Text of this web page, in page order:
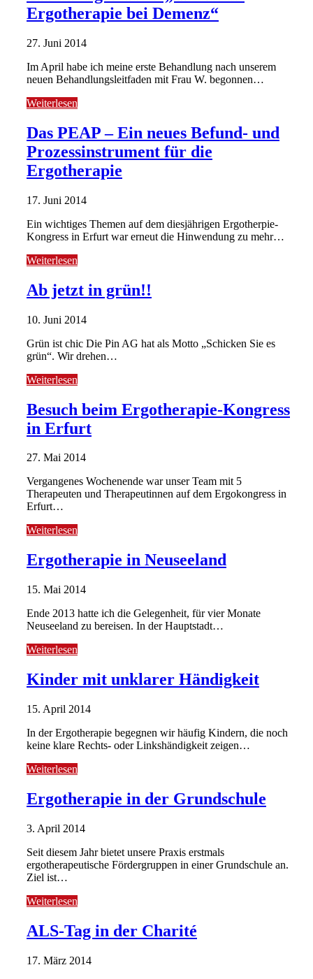
Ergotherapie bei Demenz“
27. Juni 2014
Im April habe ich meine erste Behandlung nach unserem
neuen Behandlungsleitfaden mit Frau W. begonnen…
Weiterlesen
Das PEAP – Ein neues Befund- und
Prozessinstrument für die
Ergotherapie
17. Juni 2014
Ein wichtiges Themen auf dem diesjährigen Ergotherpie-
Kongress in Erfurt war erneut die Hinwendung zu mehr…
Weiterlesen
Ab jetzt in grün!!
10. Juni 2014
Grün ist chic Die Pin AG hat als Motto „Schicken Sie es
grün“. Wir drehen…
Weiterlesen
Besuch beim Ergotherapie-Kongress
in Erfurt
27. Mai 2014
Vergangenes Wochenende war unser Team mit 5
Therapeuten und Therapeutinnen auf dem Ergokongress in
Erfurt…
Weiterlesen
Ergotherapie in Neuseeland
15. Mai 2014
Ende 2013 hatte ich die Gelegenheit, für vier Monate
Neuseeland zu bereisen. In der Hauptstadt…
Weiterlesen
Kinder mit unklarer Händigkeit
15. April 2014
In der Ergotherapie begegnen wir häufig Kindern, die noch
keine klare Rechts- oder Linkshändigkeit zeigen…
Weiterlesen
Ergotherapie in der Grundschule
3. April 2014
Seit diesem Jahr bietet unsere Praxis erstmals
ergotherapeutische Fördergruppen in einer Grundschule an.
Ziel ist…
Weiterlesen
ALS-Tag in der Charité
17. März 2014